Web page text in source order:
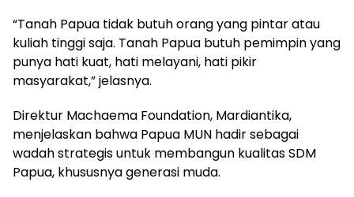
“Tanah Papua tidak butuh orang yang pintar atau
kuliah tinggi saja. Tanah Papua butuh pemimpin yang
punya hati kuat, hati melayani, hati pikir
masyarakat,” jelasnya.
Direktur Machaema Foundation, Mardiantika,
menjelaskan bahwa Papua MUN hadir sebagai
wadah strategis untuk membangun kualitas SDM
Papua, khususnya generasi muda.